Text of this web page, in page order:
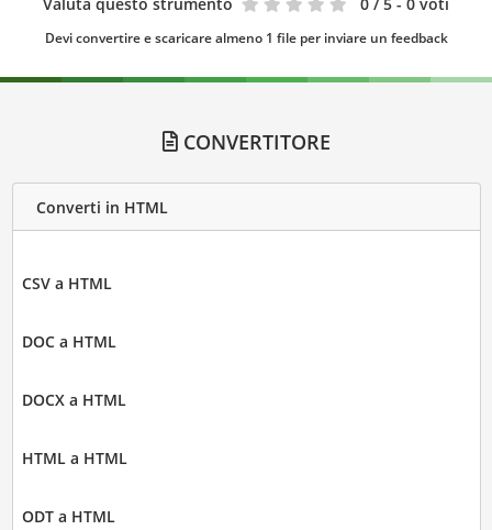
Valuta questo strumento 0 / 5 - 0 voti
Devi convertire e scaricare almeno 1 file per inviare un feedback
CONVERTITORE
Converti in HTML
CSV a HTML
DOC a HTML
DOCX a HTML
HTML a HTML
ODT a HTML